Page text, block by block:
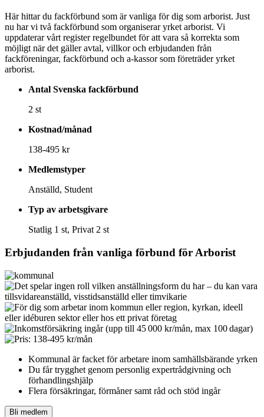
Här hittar du fackförbund som är vanliga för dig som arborist. Just
nu har vi två fackförbund som organiserar yrket arborist. Vi
uppdaterar vårt register regelbundet för att vara så korrekta som
möjligt när det gäller avtal, villkor och erbjudanden från
fackföreningar, fackförbund och a-kassor som företräder yrket
arborist.
Antal Svenska fackförbund
2 st
Kostnad/månad
138-495 kr
Medlemstyper
Anställd, Student
Typ av arbetsgivare
Statlig 1 st, Privat 2 st
Erbjudanden från vanliga förbund för Arborist
Kommunal är facket för arbetare inom samhällsbärande yrken
Du får trygghet genom personlig expertrådgivning och
förhandlingshjälp
Flera försäkringar, förmåner samt råd och stöd ingår
Bli medlem